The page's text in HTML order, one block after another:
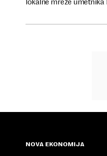
NOVA EKONOMIJA